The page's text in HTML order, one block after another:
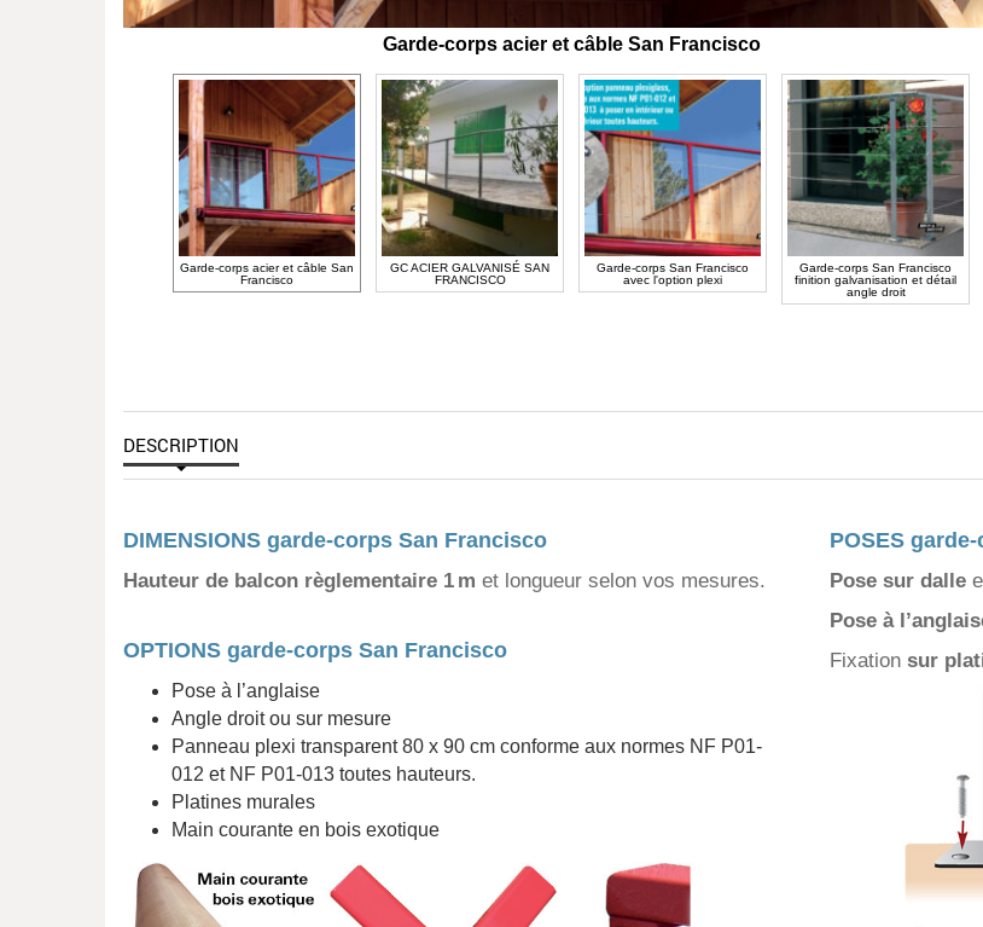
Garde-corps acier et câble San Francisco
Garde-corps acier et câble San
Francisco
GC ACIER GALVANISÉ SAN
FRANCISCO
Garde-corps San Francisco
avec l'option plexi
Garde-corps San Francisco
finition galvanisation et détail
angle droit
DESCRIPTION
DIMENSIONS garde-corps San Francisco
Hauteur de balcon règlementaire 1 m et longueur selon vos mesures.
OPTIONS garde-corps San Francisco
Pose à l’anglaise
Angle droit ou sur mesure
Panneau plexi transparent 80 x 90 cm conforme aux normes NF P01-
012 et NF P01-013 toutes hauteurs.
Platines murales
Main courante en bois exotique
POSES
Pose sur dalle
Pose à
Fixation sur